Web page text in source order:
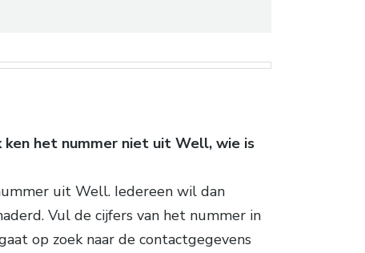
ken het nummer niet uit Well, wie is
uit Well. Iedereen wil dan
Vul de cijfers van het nummer in
op zoek naar de contactgegevens